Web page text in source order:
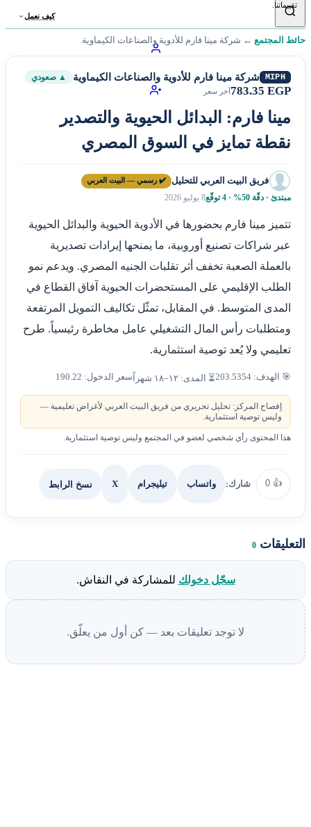
تقييماتنا.
كيف نعمل
حائط المجتمع ← شركة مينا فارم للأدوية والصناعات الكيماوية
MIPH شركة مينا فارم للأدوية والصناعات الكيماوية ▲ صعودي
783.35 EGPآخر سعر
مينا فارم: البدائل الحيوية والتصدير
نقطة تمايز في السوق المصري
فريق البيت العربي للتحليل ✔️ رسمي — البيت العربي
مبتدئ · دقّة 50% · 4 توقّع 8 يوليو 2026
تتميز مينا فارم بحضورها في الأدوية الحيوية والبدائل الحيوية
عبر شراكات تصنيع أوروبية، ما يمنحها إيرادات تصديرية
بالعملة الصعبة تخفف أثر تقلبات الجنيه المصري. ويدعم نمو
الطلب الإقليمي على المستحضرات الحيوية آفاق القطاع في
المدى المتوسط. في المقابل، تمثّل تكاليف التمويل المرتفعة
ومتطلبات رأس المال التشغيلي عامل مخاطرة رئيسياً. طرح
تعليمي ولا يُعد توصية استثمارية.
🎯 الهدف: 203.5354 ⏳ المدى: ١٢–١٨ شهراً سعر الدخول: 190.22
إفصاح المركز: تحليل تحريري من فريق البيت العربي لأغراض تعليمية —
وليس توصية استثمارية.
هذا المحتوى رأي شخصي لعضو في المجتمع وليس توصية استثمارية.
👍
0 شارك: واتساب تيليجرام X نسخ الرابط
التعليقات 0
سجّل دخولك للمشاركة في النقاش.
لا توجد تعليقات بعد — كن أول من يعلّق.